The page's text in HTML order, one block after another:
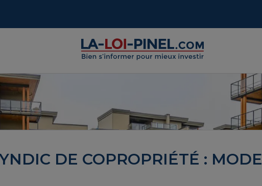
DE COPROPRIÉTÉ : MODE